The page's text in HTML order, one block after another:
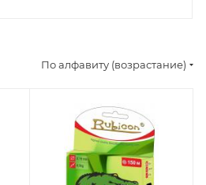
По алфавиту (возрастание)